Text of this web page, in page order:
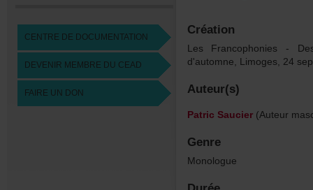
CENTREDEDOCUMENTATION
DEVENIRMEMBREDUCEAD
FAIREUNDON
Création
LesFrancophonies-
Auteur(s)
PatricSaucier
Genre
Monologue